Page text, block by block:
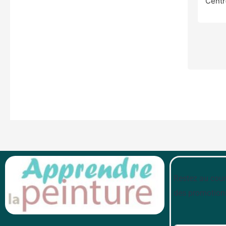
Restez au
des